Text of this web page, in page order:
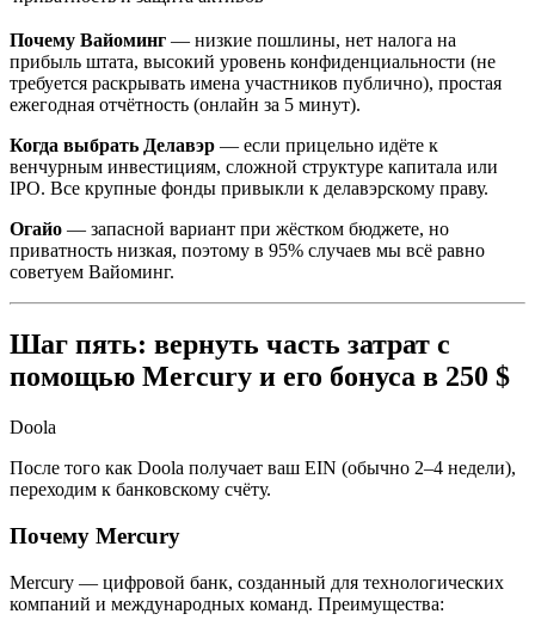
Почему Вайоминг — низкие пошлины, нет налога на
прибыль штата, высокий уровень конфиденциальности (не
требуется раскрывать имена участников публично), простая
ежегодная отчётность (онлайн за 5 минут).
Когда выбрать Делавэр — если прицельно идёте к
венчурным инвестициям, сложной структуре капитала или
IPO. Все крупные фонды привыкли к делавэрскому праву.
Огайо — запасной вариант при жёстком бюджете, но
приватность низкая, поэтому в 95% случаев мы всё равно
советуем Вайоминг.
Шаг пять: вернуть часть затрат с
помощью Mercury и его бонуса в 250 $
Doola
После того как Doola получает ваш EIN (обычно 2–4 недели),
переходим к банковскому счёту.
Почему Mercury
Mercury — цифровой банк, созданный для технологических
компаний и международных команд. Преимущества: